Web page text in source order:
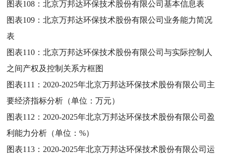
图表108：北京万邦达环保技术股份有限公司基本信息表
图表109：北京万邦达环保技术股份有限公司业务能力简况
表
图表110：北京万邦达环保技术股份有限公司与实际控制人
之间产权及控制关系方框图
图表111： 2020-2025年北京万邦达环保技术股份有限公司主
要经济指标分析（单位：万元）
图表112： 2020-2025年北京万邦达环保技术股份有限公司盈
利能力分析（单位：%）
图表113： 2020-2025年北京万邦达环保技术股份有限公司运